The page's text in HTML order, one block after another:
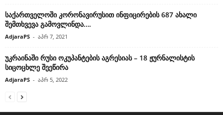
საქართველოში კორონავირუსით ინფიცირების 687 ახალი
შემთხვევა გამოვლინდა….
AdjaraPS - აპრ 7, 2021
უკრაინაში რუსი ოკუპანტების აგრესიას – 18 ჟურნალისტის
სიცოცხლე შეეწირა
AdjaraPS - აპრ 5, 2022